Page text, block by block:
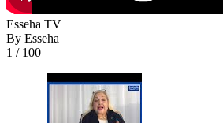
Esseha TV
By Esseha
1 / 100